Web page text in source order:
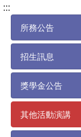
:::
所務公告
招生訊息
獎學金公告
其他活動演講